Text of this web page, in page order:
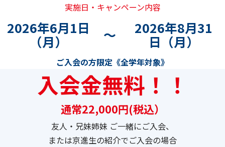
実施日・キャンペーン内容
2026年6月1日
（月） ～ 2026年8月31
日（月）
ご入会の方限定《全学年対象》
入会金無料！！
通常22,000円(税込）
友人・兄妹姉妹 ご一緒にご入会、
または京進生の紹介でご入会の場合